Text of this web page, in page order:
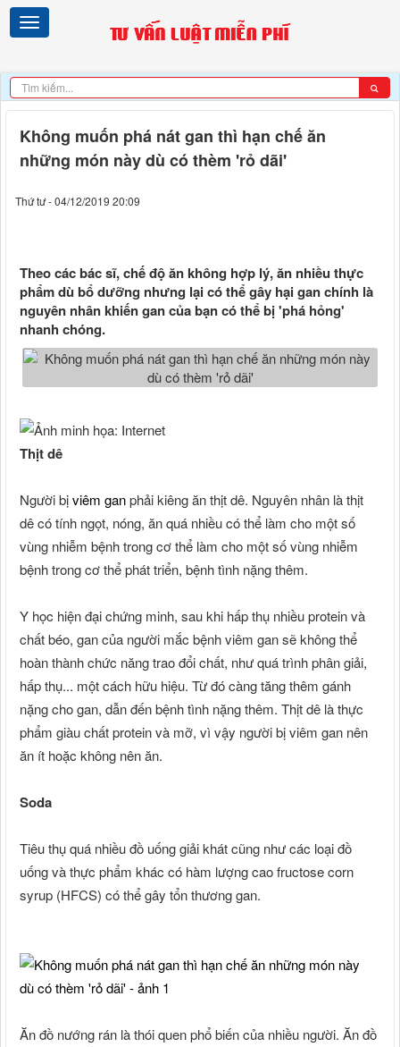
Không muốn phá nát gan thì hạn chế ăn
những món này dù có thèm 'rỏ dãi'
Thứ tư - 04/12/2019 20:09
Theo các bác sĩ, chế độ ăn không hợp lý, ăn nhiều thực
phẩm dù bổ dưỡng nhưng lại có thể gây hại gan chính là
nguyên nhân khiến gan của bạn có thể bị 'phá hỏng'
nhanh chóng.
Thịt dê
Người bịviêm ganphải kiêng ăn thịt dê. Nguyên nhân là thịt
dê có tính ngọt, nóng, ăn quá nhiều có thể làm cho một số
vùng nhiễm bệnh trong cơ thể làm cho một số vùng nhiễm
bệnh trong cơ thể phát triển, bệnh tình nặng thêm.
Y học hiện đại chứng minh, sau khi hấp thụ nhiều protein và
chất béo, gan của người mắc bệnh viêm gan sẽ không thể
hoàn thành chức năng trao đổi chất, như quá trình phân giải,
hấp thụ... một cách hữu hiệu. Từ đó càng tăng thêm gánh
nặng cho gan, dẫn đến bệnh tình nặng thêm. Thịt dê là thực
phẩm giàu chất protein và mỡ, vì vậy người bị viêm gan nên
ăn ít hoặc không nên ăn.
Soda
Tiêu thụ quá nhiều đồ uống giải khát cũng như các loại đồ
uống và thực phẩm khác có hàm lượng cao fructose corn
syrup (HFCS) có thể gây tổn thương gan.
Ăn đồ nướng rán là thói quen phổ biến của nhiều người. Ăn đồ